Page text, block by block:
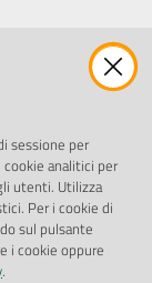
sessione per
analitici per
utenti. Utilizza
Per i cookie di
sul pulsante
i cookie oppure
.